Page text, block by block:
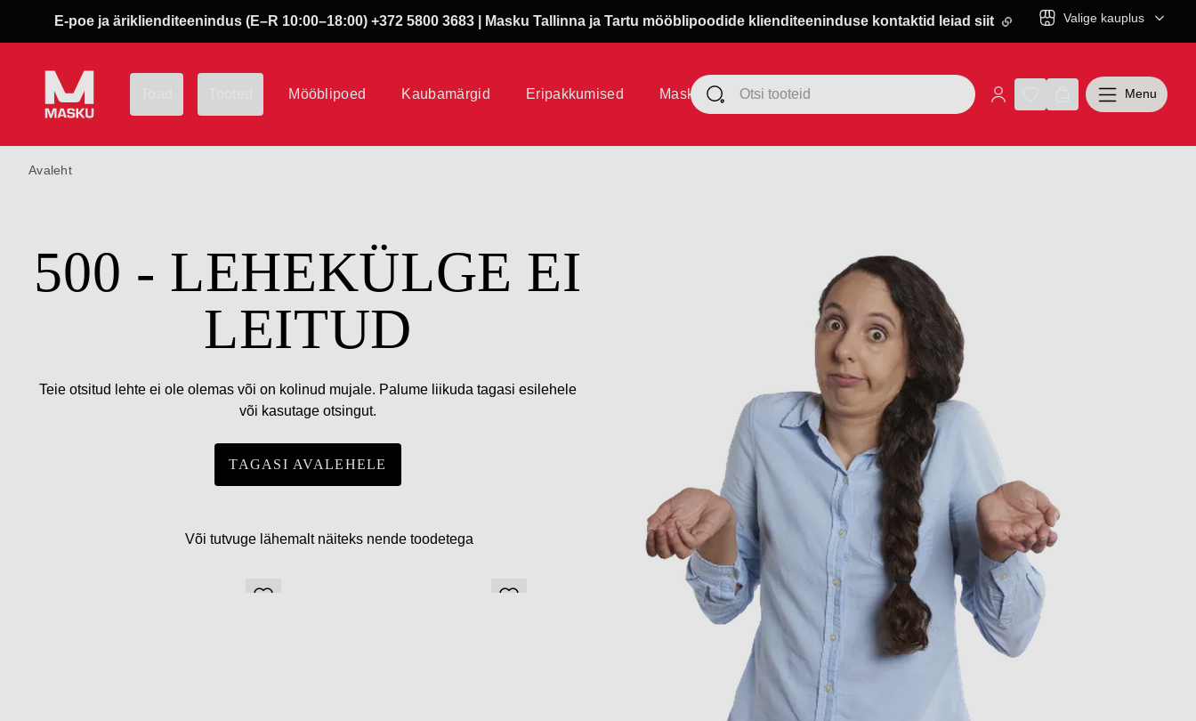
E-poe ja äriklienditeenindus (E–R 10:00–18:00) +372 5800 3683 | Masku Tallinna ja Tartu mööblipoodide klienditeeninduse kontaktid leiad siit Valige kauplus
Mööblipoed Kaubamärgid Eripakkumised Masku klubi Menu
Avaleht
500 - LEHEKÜLGE EI
LEITUD
Teie otsitud lehte ei ole olemas või on kolinud mujale. Palume liikuda tagasi esilehele
või kasutage otsingut.
TAGASI AVALEHELE
Või tutvuge lähemalt näiteks nende toodetega